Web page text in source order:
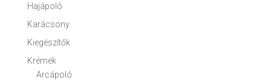
Hajápoló
Karácsony
Kiegészítők
Krémek
Arcápoló